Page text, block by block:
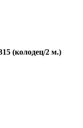
(колодец/2 м.)